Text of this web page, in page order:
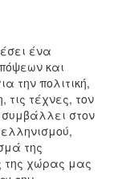
ένα
και
την πολιτική,
τις τέχνες, τον
στον
της
της χώρας μας